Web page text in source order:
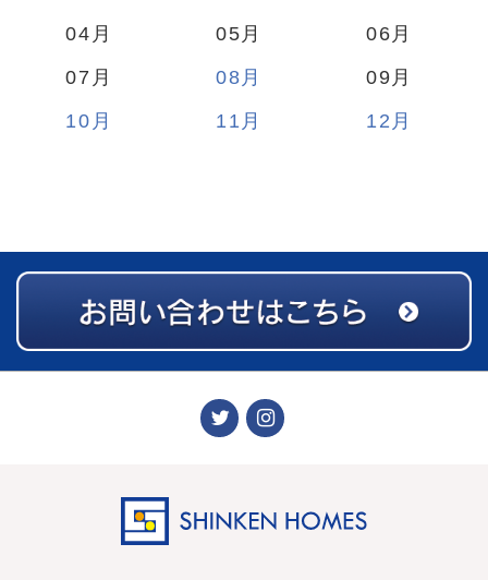
04
05
06
07
08
09
10
11 12